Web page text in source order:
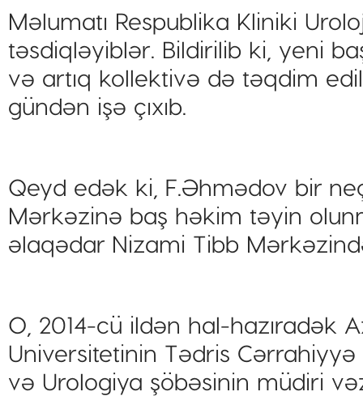
Məlumatı Respublika Kliniki
təsdiqləyiblər. Bildirilib ki, yeni
və artıq kollektivə də təqdim
gündən işə çıxıb.
Qeyd edək ki, F.Əhmədov bir
Mərkəzinə baş həkim təyin
əlaqədar Nizami Tibb
O, 2014-cü ildən hal-hazıradək
Universitetinin Tədris
və Urologiya şöbəsinin müdiri